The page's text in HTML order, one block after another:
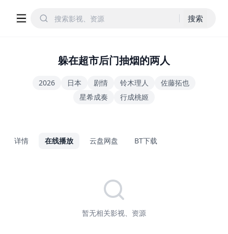
搜索
躲在超市后门抽烟的两人
2026 日本 剧情 铃木理人
佐藤拓也
星希成奏
行成桃姬
详情 在线播放 云盘网盘 BT下载
暂无相关影视、资源